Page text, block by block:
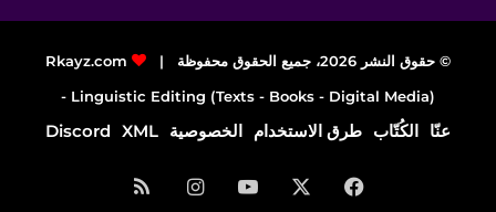
© حقوق النشر 2026، جميع الحقوق محفوظة |
Rkayz.com
Linguistic Editing (Texts - Books - Digital Media) -
عنّا الكُتّاب طرق الاستخدام الخصوصية XML
Discord
فيسبوك ‫YouTubeانستقرامملخص